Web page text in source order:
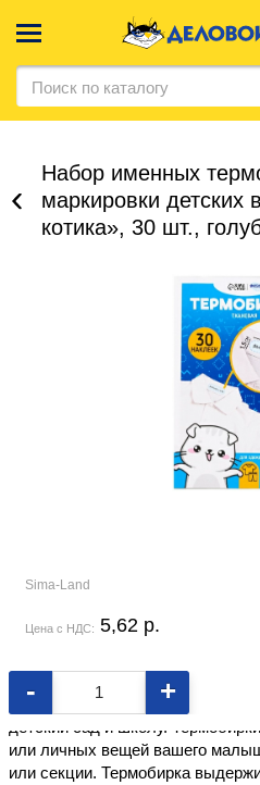
Набор именных
маркировки
котика», 30 шт.,
Sima-Land
Цена с НДС: 5,62 p.
- +
Набор термобирок — это
детский сад и школу.
или личных вещей вашего
или секции. Термобирка